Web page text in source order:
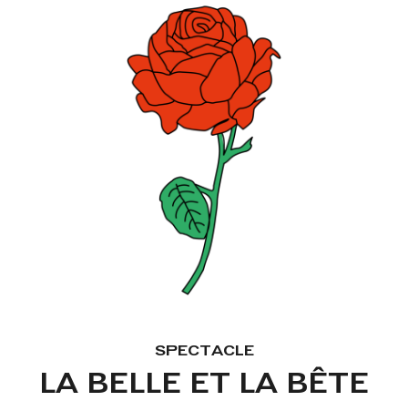
SPECTACLE
LA BELLE ET LA BÊTE